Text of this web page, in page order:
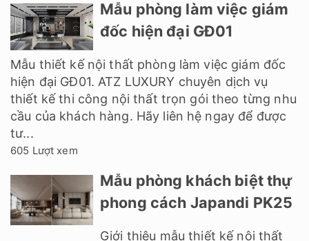
Mẫu phòng làm việc giám
đốc hiện đại GĐ01
Mẫu thiết kế nội thất phòng làm việc giám đốc
hiện đại GĐ01. ATZ LUXURY chuyên dịch vụ
thiết kế thi công nội thất trọn gói theo từng nhu
cầu của khách hàng. Hãy liên hệ ngay để được
tư...
605 Lượt xem
Mẫu phòng khách biệt thự
phong cách Japandi PK25
Giới thiệu mẫu thiết kế nội thất